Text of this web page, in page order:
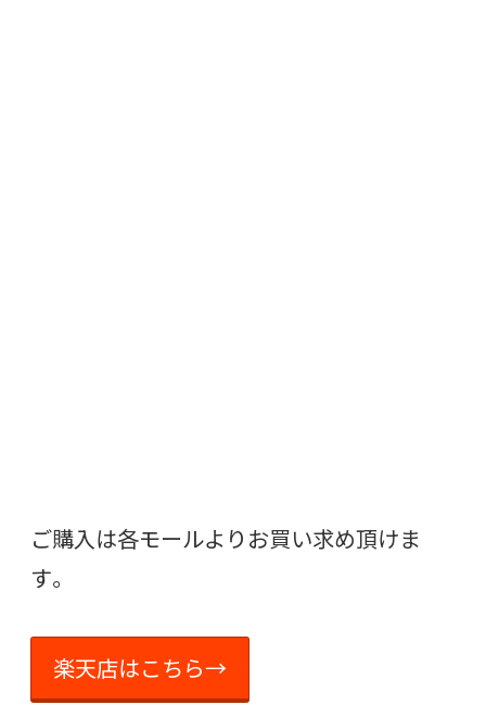
ご購入は各モールよりお買い求め頂けま
す。
楽天店はこちら→